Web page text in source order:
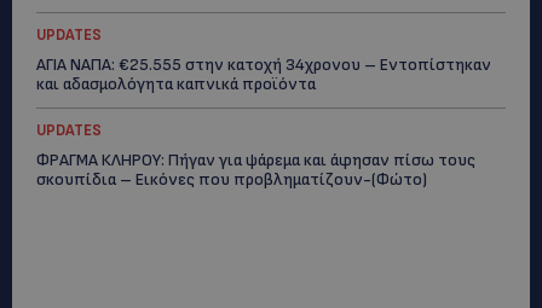
UPDATES
ΑΓΙΑ ΝΑΠΑ: €25.555 στην κατοχή 34χρονου – Εντοπίστηκαν
και αδασμολόγητα καπνικά προϊόντα
UPDATES
ΦΡΑΓΜΑ ΚΛΗΡΟΥ: Πήγαν για ψάρεμα και άφησαν πίσω τους
σκουπίδια – Εικόνες που προβληματίζουν-(Φώτο)